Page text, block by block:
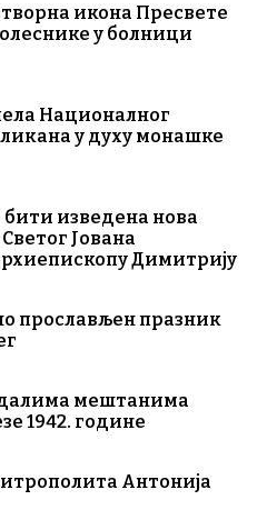
икона Пресвете
у болници
Националног
у духу монашке
изведена нова
Јована
Димитрију
прослављен празник
мештанима
1942. године
Антонија